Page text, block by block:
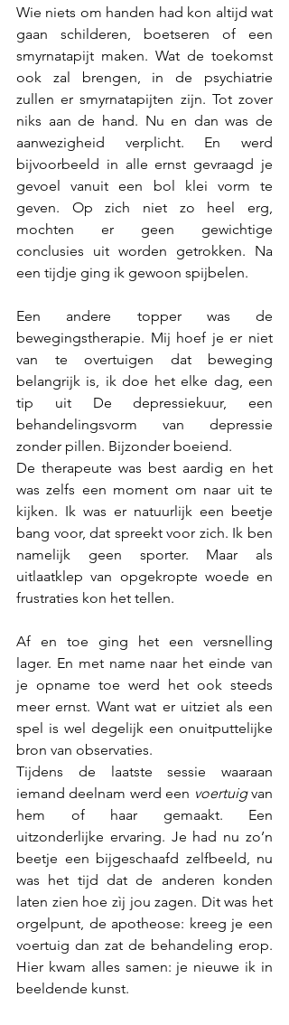
Wie niets om handen had kon altijd wat
gaan schilderen, boetseren of een
smyrnatapijt maken. Wat de toekomst
ook zal brengen, in de psychiatrie
zullen er smyrnatapijten zijn. Tot zover
niks aan de hand. Nu en dan was de
aanwezigheid verplicht. En werd
bijvoorbeeld in alle ernst gevraagd je
gevoel vanuit een bol klei vorm te
geven. Op zich niet zo heel erg,
mochten er geen gewichtige
conclusies uit worden getrokken. Na
een tijdje ging ik gewoon spijbelen.
Een andere topper was de
bewegingstherapie. Mij hoef je er niet
van te overtuigen dat beweging
belangrijk is, ik doe het elke dag, een
tip uit De depressiekuur, een
behandelingsvorm van depressie
zonder pillen. Bijzonder boeiend.
De therapeute was best aardig en het
was zelfs een moment om naar uit te
kijken. Ik was er natuurlijk een beetje
bang voor, dat spreekt voor zich. Ik ben
namelijk geen sporter. Maar als
uitlaatklep van opgekropte woede en
frustraties kon het tellen.
Af en toe ging het een versnelling
lager. En met name naar het einde van
je opname toe werd het ook steeds
meer ernst. Want wat er uitziet als een
spel is wel degelijk een onuitputtelijke
bron van observaties.
Tijdens de laatste sessie waaraan
iemand deelnam werd een voertuig van
hem of haar gemaakt. Een
uitzonderlijke ervaring. Je had nu zo’n
beetje een bijgeschaafd zelfbeeld, nu
was het tijd dat de anderen konden
laten zien hoe zìj jou zagen. Dit was het
orgelpunt, de apotheose: kreeg je een
voertuig dan zat de behandeling erop.
Hier kwam alles samen: je nieuwe ik in
beeldende kunst.